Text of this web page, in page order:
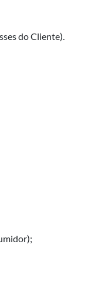
do Cliente).